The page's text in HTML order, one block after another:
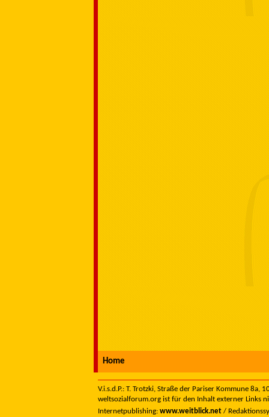
Home
V.i.s.d.P.: T. Trotzki, Straße der Pariser Kommune
weltsozialforum.org ist für den Inhalt externer Links
Internetpublishing: www.weitblick.net /